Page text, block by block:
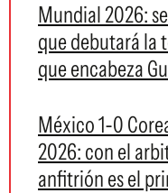
Mundial 2026:
que debutará la
que encabeza
México 1-0
2026: con el
anfitrión es el